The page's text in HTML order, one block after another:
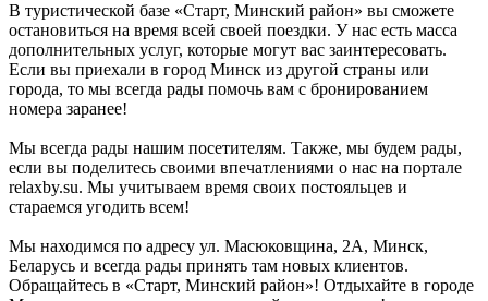
В туристической базе «Старт, Минский район» вы сможете
остановиться на время всей своей поездки. У нас есть масса
дополнительных услуг, которые могут вас заинтересовать.
Если вы приехали в город Минск из другой страны или
города, то мы всегда рады помочь вам с бронированием
номера заранее!
Мы всегда рады нашим посетителям. Также, мы будем рады,
если вы поделитесь своими впечатлениями о нас на портале
relaxby.su. Мы учитываем время своих постояльцев и
стараемся угодить всем!
Мы находимся по адресу ул. Масюковщина, 2А, Минск,
Беларусь и всегда рады принять там новых клиентов.
Обращайтесь в «Старт, Минский район»! Отдыхайте в городе